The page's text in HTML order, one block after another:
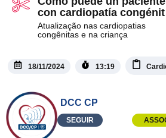
con cardiopatía
estar activo y sano?
Atualização nas cardiopatias
congênitas e na criança
18/11/2024 13:19
DCC CP
SEGUIR